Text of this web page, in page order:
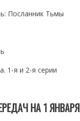
Посланник Тьмы
1-я и 2-я серии
НА 1 ЯНВАРЯ